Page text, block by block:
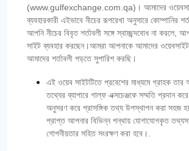
(www.gulfexchange.com.qa)। আমাদের
ব্যবহারকারী এইভাবে নীচের রূপরেখা অনুসারে কোম্পানির
আপনি নীচের বিবৃত শর্তাবলী সঙ্গে স্বাচ্ছন্দবোধ না করলে,
সাইট ব্যবহার করছেন।আমরা আপনাকে আমাদের
আমাদের শর্তাবলী পড়তে সুপারিশ করছি।
এই ওয়েব সাইটটিতে প্রবেশের মাধ্যমে গ্রাহক
তথ্যের ব্যাপারে গাল্‌ফ এক্সচেঞ্জকে সম্মতি প্রদান
অনুসরণ করে প্রাসঙ্গিক তথ্য উপস্থাপন করা সহজ
প্রাপ্ত আপনার বিভিন্ন পন্থায় যোগাযোগকৃত
গোপনীয়তার সহিত সংরক্ষণ করা হবে।.